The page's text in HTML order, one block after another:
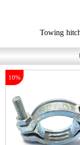
10%